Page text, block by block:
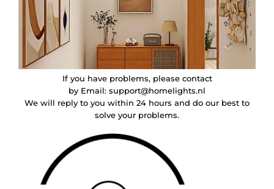
If you have problems, please contact
by Email: support@homelights.nl
We will reply to you within 24 hours and do our best to
solve your problems.